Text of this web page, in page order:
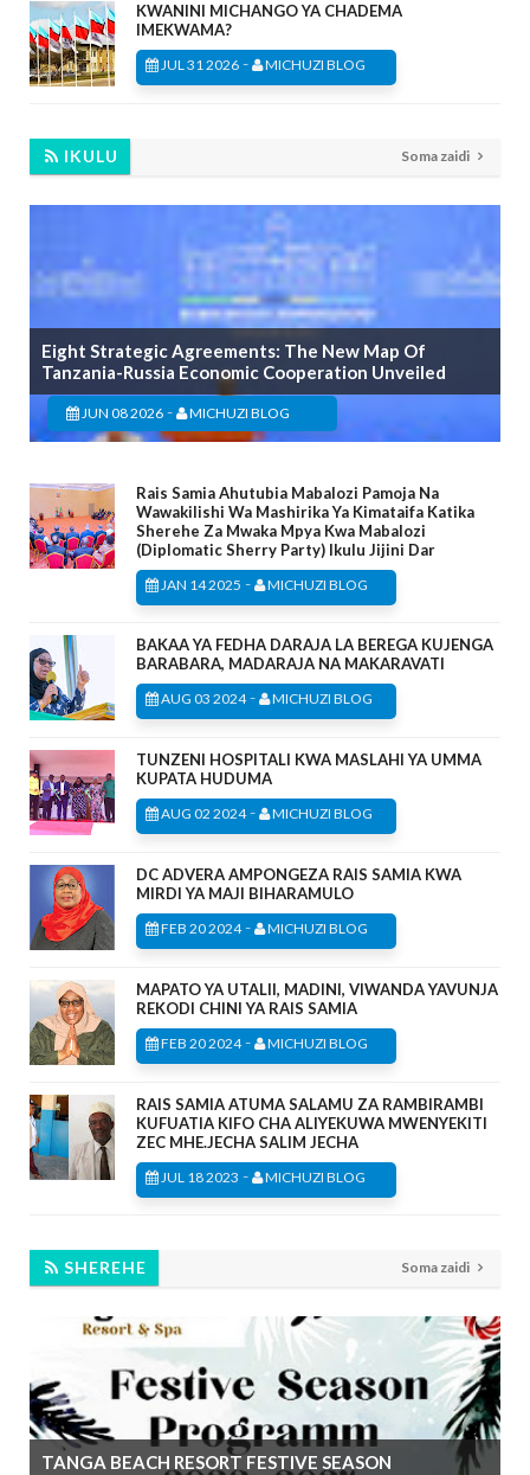
KWANINI MICHANGO YA CHADEMA
IMEKWAMA?
JUL 31 2026 - MICHUZI BLOG
IKULU Soma zaidi
Eight Strategic Agreements: The New Map Of
Tanzania-Russia Economic Cooperation Unveiled
JUN 08 2026 - MICHUZI BLOG
Rais Samia Ahutubia Mabalozi Pamoja Na
Wawakilishi Wa Mashirika Ya Kimataifa Katika
Sherehe Za Mwaka Mpya Kwa Mabalozi
(Diplomatic Sherry Party) Ikulu Jijini Dar
JAN 14 2025 - MICHUZI BLOG
BAKAA YA FEDHA DARAJA LA BEREGA KUJENGA
BARABARA, MADARAJA NA MAKARAVATI
AUG 03 2024- MICHUZI BLOG
TUNZENI HOSPITALI KWA MASLAHI YA UMMA
KUPATA HUDUMA
AUG 02 2024- MICHUZI BLOG
DC ADVERA AMPONGEZA RAIS SAMIA KWA
MIRDI YA MAJI BIHARAMULO
FEB 20 2024- MICHUZI BLOG
MAPATO YA UTALII, MADINI, VIWANDA YAVUNJA
REKODI CHINI YA RAIS SAMIA
FEB 20 2024- MICHUZI BLOG
RAIS SAMIA ATUMA SALAMU ZA RAMBIRAMBI
KUFUATIA KIFO CHA ALIYEKUWA MWENYEKITI
ZEC MHE.JECHA SALIM JECHA
JUL 18 2023 - MICHUZI BLOG
SHEREHE Soma zaidi
TANGA BEACH RESORT FESTIVE SEASON